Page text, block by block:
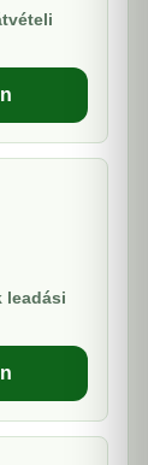
leadási